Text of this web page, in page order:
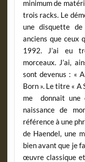
minimum de
trois racks. Le
une disquette
anciens que ceux
1992. J’ai eu
morceaux. J’ai,
sont devenus : «
Born ». Le titre « A
me donnait une
naissance de
référence à une
de Haendel, une
bien avant que je
œuvre classique